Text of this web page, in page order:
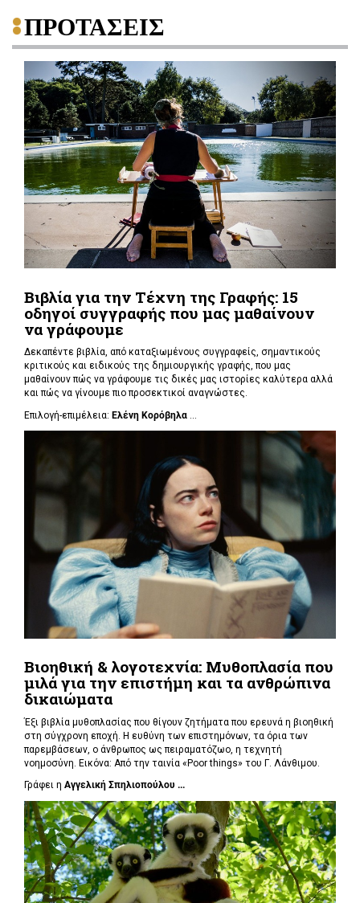
ΠΡΟΤΑΣΕΙΣ
Βιβλία για την Τέχνη της Γραφής: 15
οδηγοί συγγραφής που μας μαθαίνουν
να γράφουμε
Δεκαπέντε βιβλία, από καταξιωμένους συγγραφείς, σημαντικούς
κριτικούς και ειδικούς της δημιουργικής γραφής, που μας
μαθαίνουν πώς να γράφουμε τις δικές μας ιστορίες καλύτερα αλλά
και πώς να γίνουμε πιο προσεκτικοί αναγνώστες.
Επιλογή-επιμέλεια: Ελένη Κορόβηλα
Βιοηθική & λογοτεχνία: Μυθοπλασία που
μιλά για την επιστήμη και τα ανθρώπινα
δικαιώματα
Έξι βιβλία μυθοπλασίας που θίγουν ζητήματα που ερευνά η βιοηθική
στη σύγχρονη εποχή. Η ευθύνη των επιστημόνων, τα όρια των
παρεμβάσεων, ο άνθρωπος ως πειραματόζωο, η τεχνητή
νοημοσύνη. Εικόνα: Από την ταινία «Poor things» του Γ. Λάνθιμου.
Γράφει η Αγγελική Σπηλιοπούλου ...